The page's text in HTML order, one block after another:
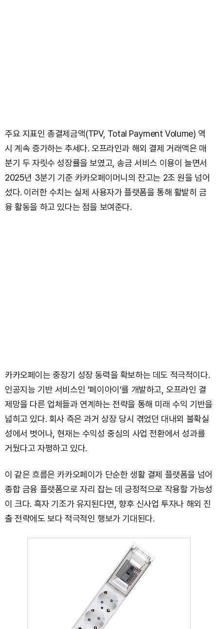
주요 지표인 총결제금액(TPV, Total Payment Volume) 역
시 계속 증가하는 추세다. 오프라인과 해외 결제 거래액은 매
분기 두 자릿수 성장률을 보였고, 송금 서비스 이용이 늘면서
2025년 3분기 기준 카카오페이머니의 잔고는 2조 원을 넘어
섰다. 이러한 수치는 실제 사용자가 플랫폼을 통해 활발히 금
융 활동을 하고 있다는 점을 보여준다.
카카오페이는 중장기 성장 동력을 확보하는 데도 적극적이다.
인공지능 기반 서비스인 ‘페이아이’를 개발하고, 오프라인 결
제망을 다른 업체들과 연계하는 전략을 통해 미래 수익 기반을
넓히고 있다. 회사 측은 과거 상장 당시 겪었던 대내외 불확실
성에서 벗어나, 현재는 수익성 중심의 사업 전환에서 성과를
거뒀다고 자평하고 있다.
이 같은 흐름은 카카오페이가 단순한 생활 결제 플랫폼을 넘어
종합 금융 플랫폼으로 자리 잡는 데 긍정적으로 작용할 가능성
이 크다. 흑자 기조가 유지된다면, 향후 신사업 투자나 해외 진
출 전략에도 보다 적극적인 행보가 기대된다.